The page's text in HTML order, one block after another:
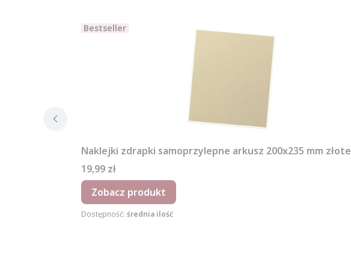
Bestseller
Naklejki zdrapki samoprzylepne arkusz 200x235 mm złote
Cena
19,99 zł
Zobacz produkt
Dostępność: średnia ilość